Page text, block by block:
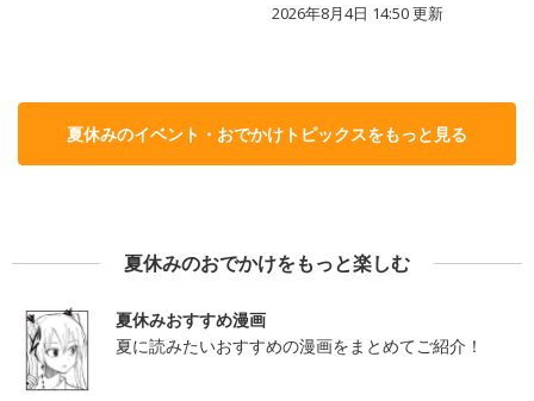
2026年8月4日 14:50更新
夏休みのイベント・おでかけトピックスをもっと見る
夏休みのおでかけをもっと楽しむ
夏休みおすすめ漫画
夏に読みたいおすすめの漫画をまとめてご紹介！